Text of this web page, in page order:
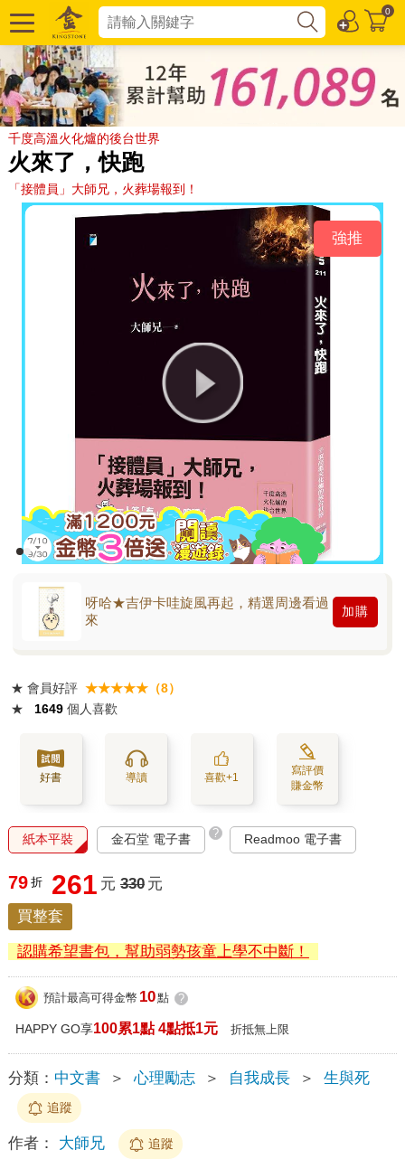
0
千度高溫火化爐的後台世界
火來了，快跑
「接體員」大師兄，火葬場報到！
強推
呀哈★吉伊卡哇旋風再起，精選周邊看過
來
加購
★ 會員好評 ★★★★★（8）
★
1649 個人喜歡
好書 導讀 喜歡+1
寫評價
賺金幣
紙本平裝 金石堂 電子書 ? Readmoo 電子書
79 折 261 元 330 元
買整套
認購希望書包，幫助弱勢孩童上學不中斷！
預計最高可得金幣 10點 ?
HAPPY GO享100累1點 4點抵1元 折抵無上限
分類： 中文書 ＞ 心理勵志 ＞ 自我成長 ＞ 生與死
追蹤
作者： 大師兄 追蹤